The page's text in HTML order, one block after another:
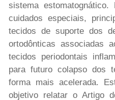
sistema estomatognático.
cuidados especiais,
tecidos de suporte dos
ortodônticas associadas
tecidos periodontais
para futuro colapso dos
forma mais acelerada.
objetivo relatar o Artigo